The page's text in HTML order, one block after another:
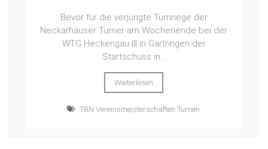
Bevor für die verjüngte Turnriege der
Neckarhäuser Turner am Wochenende bei der
WTG Heckengäu III in Gärtringen der
Startschuss in...
Weiterlesen
TBN Vereinsmeisterschaften Turnen